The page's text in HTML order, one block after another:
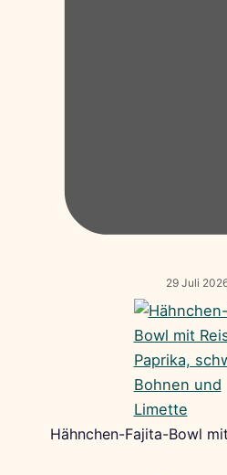
29 Juli
Hähnchen-Fajita-Bowl